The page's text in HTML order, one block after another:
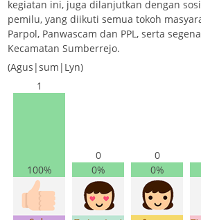
kegiatan ini, juga dilanjutkan dengan
pemilu, yang diikuti semua tokoh
Parpol, Panwascam dan PPL, serta
Kecamatan Sumberrejo.
(Agus|sum|Lyn)
1
100%
0
0%
0
0%